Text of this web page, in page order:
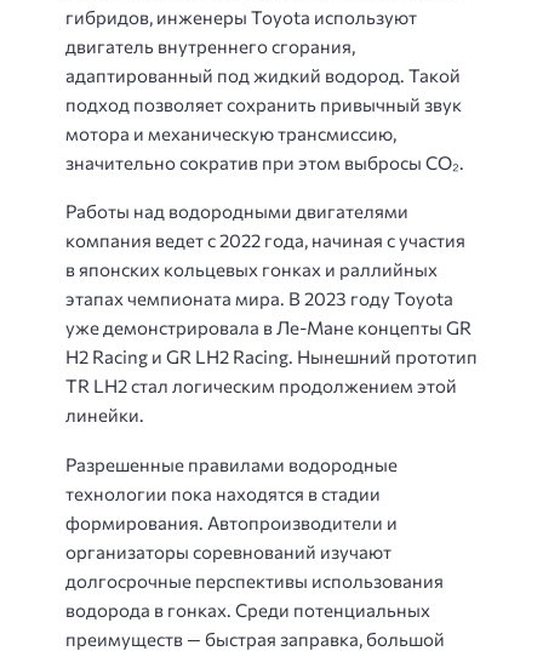
гибридов, инженеры Toyota используют
двигатель внутреннего сгорания,
адаптированный под жидкий водород. Такой
подход позволяет сохранить привычный звук
мотора и механическую трансмиссию,
значительно сократив при этом выбросы CO₂.
Работы над водородными двигателями
компания ведет с 2022 года, начиная с участия
в японских кольцевых гонках и раллийных
этапах чемпионата мира. В 2023 году Toyota
уже демонстрировала в Ле-Мане концепты GR
H2 Racing и GR LH2 Racing. Нынешний прототип
TR LH2 стал логическим продолжением этой
линейки.
Разрешенные правилами водородные
технологии пока находятся в стадии
формирования. Автопроизводители и
организаторы соревнований изучают
долгосрочные перспективы использования
водорода в гонках. Среди потенциальных
преимуществ — быстрая заправка, большой